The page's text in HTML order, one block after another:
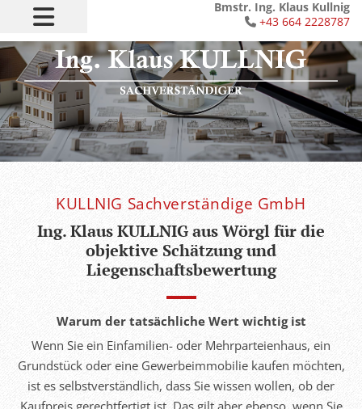
Bmstr. Ing. Klaus Kullnig
 +43 664 2228787
KULLNIG Sachverständige GmbH
Ing. Klaus KULLNIG aus Wörgl für die
objektive Schätzung und
Liegenschaftsbewertung
Warum der tatsächliche Wert wichtig ist
Wenn Sie ein Einfamilien- oder Mehrparteienhaus, ein
Grundstück oder eine Gewerbeimmobilie kaufen möchten,
ist es selbstverständlich, dass Sie wissen wollen, ob der
Kaufpreis gerechtfertigt ist. Das gilt aber ebenso, wenn Sie